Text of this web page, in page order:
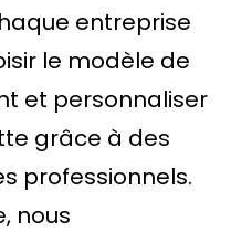
entreprise
le modèle de
et personnaliser
grâce à des
professionnels.
nous